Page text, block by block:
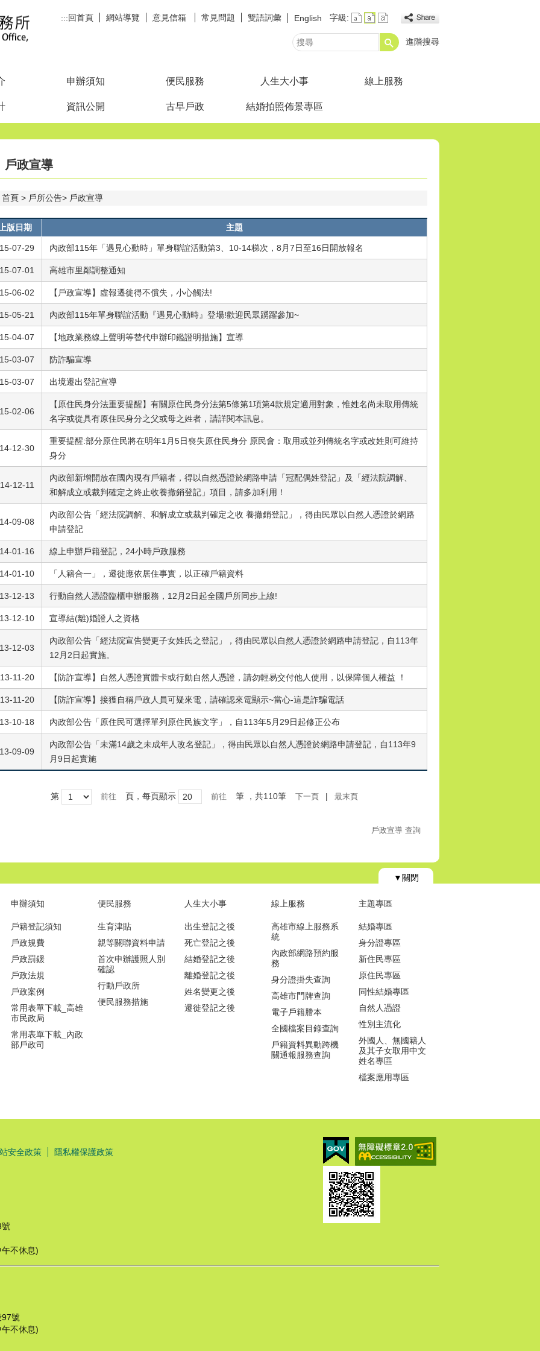
:::回首頁 網站導覽 意見信箱 常見問題 雙語詞彙 English 字級:
搜
進階搜尋
申辦須知 便民服務 人生大小事 線上服務
資訊公開 古早戶政 結婚拍照佈景專區
戶政宣導
首頁 戶所公告 戶政宣導
上版日期 主題
07-29 內政部115年「遇見心動時」單身聯誼活動第3、10-14梯次，8月7日至16日開放報名
07-01 高雄市里鄰調整通知
06-02 【戶政宣導】虛報遷徙得不償失，小心觸法!
05-21 內政部115年單身聯誼活動『遇見心動時』登場!歡迎民眾踴躍參加~
04-07 【地政業務線上聲明等替代申辦印鑑證明措施】宣導
03-07 防詐騙宣導
03-07 出境遷出登記宣導
02-06
【原住民身分法重要提醒】有關原住民身分法第5條第1項第4款規定適用對象，惟姓名尚未取用傳統
名字或從具有原住民身分之父或母之姓者，請詳閱本訊息。
12-30
重要提醒:部分原住民將在明年1月5日喪失原住民身分 原民會：取用或並列傳統名字或改姓則可維持
身分
12-11
內政部新增開放在國內現有戶籍者，得以自然憑證於網路申請「冠配偶姓登記」及「經法院調解、
和解成立或裁判確定之終止收養撤銷登記」項目，請多加利用！
09-08
內政部公告「經法院調解、和解成立或裁判確定之收 養撤銷登記」，得由民眾以自然人憑證於網路
申請登記
01-16 線上申辦戶籍登記，24小時戶政服務
01-10 「人籍合一」，遷徙應依居住事實，以正確戶籍資料
12-13 行動自然人憑證臨櫃申辦服務，12月2日起全國戶所同步上線!
12-10 宣導結(離)婚證人之資格
12-03
內政部公告「經法院宣告變更子女姓氏之登記」，得由民眾以自然人憑證於網路申請登記，自113年
12月2日起實施。
11-20 【防詐宣導】自然人憑證實體卡或行動自然人憑證，請勿輕易交付他人使用，以保障個人權益 ！
11-20 【防詐宣導】接獲自稱戶政人員可疑來電，請確認來電顯示~當心-這是詐騙電話
10-18 內政部公告「原住民可選擇單列原住民族文字」，自113年5月29日起修正公布
09-09
內政部公告「未滿14歲之未成年人改名登記」，得由民眾以自然人憑證於網路申請登記，自113年9
月9日起實施
第 頁，每頁顯示 筆 ，共110筆 下一頁 | 最末頁
戶政宣導 查詢
▼關閉
申辦須知
戶籍登記須知
戶政規費
戶政罰鍰
戶政法規
戶政案例
常用表單下載_高雄
市民政局
常用表單下載_內政
部戶政司
便民服務
生育津貼
親等關聯資料申請
首次申辦護照人別
確認
行動戶政所
便民服務措施
人生大小事
出生登記之後
死亡登記之後
結婚登記之後
離婚登記之後
姓名變更之後
遷徙登記之後
線上服務
高雄市線上服務系
統
內政部網路預約服
務
身分證掛失查詢
高雄市門牌查詢
電子戶籍謄本
全國檔案目錄查詢
戶籍資料異動跨機
關通報服務查詢
主題專區
結婚專區
身分證專區
新住民專區
原住民專區
同性結婚專區
自然人憑證
性別主流化
外國人、無國籍人
及其子女取用中文
姓名專區
檔案應用專區
安全政策
隱私權保護政策
號
不休息)
號
不休息)​